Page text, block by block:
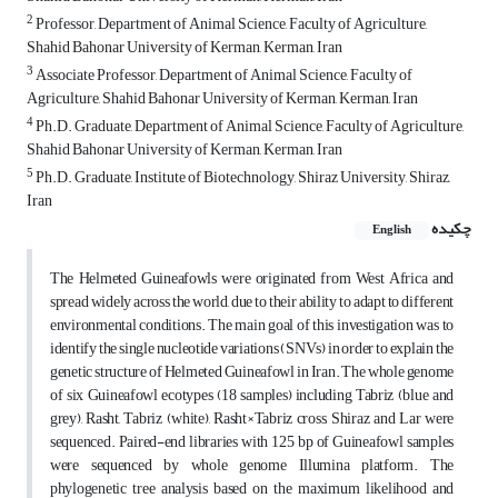
2Professor, Department of Animal Science, Faculty of Agriculture,
Shahid Bahonar University of Kerman, ‎Kerman, Iran
3Associate Professor, Department of Animal Science, Faculty of
Agriculture, Shahid Bahonar University of ‎Kerman, Kerman, Iran
4Ph.D. Graduate, Department of Animal Science, Faculty of Agriculture,
Shahid Bahonar University of Kerman, Kerman, Iran
5Ph.D. Graduate, Institute of Biotechnology, Shiraz University, Shiraz,
Iran‎
چکیده
English
The Helmeted Guineafowlswere originated from West Africa and
spread widely across the world, due to their ability to adapt to different
environmental conditions. The main goal of this investigation was to
identify the single nucleotide variations (SNVs) in order to explain the
genetic structure of Helmeted Guineafowl in Iran. The whole genome
of six Guineafowl ecotypes (18 samples) including Tabriz (blue and
grey), Rasht, Tabriz (white), Rasht×Tabriz cross, Shiraz and Lar were
sequenced. Paired-end libraries with 125 bp of Guineafowl samples
were sequenced by whole genome Illumina platform. The
phylogenetic tree analysis based on the maximum likelihood and